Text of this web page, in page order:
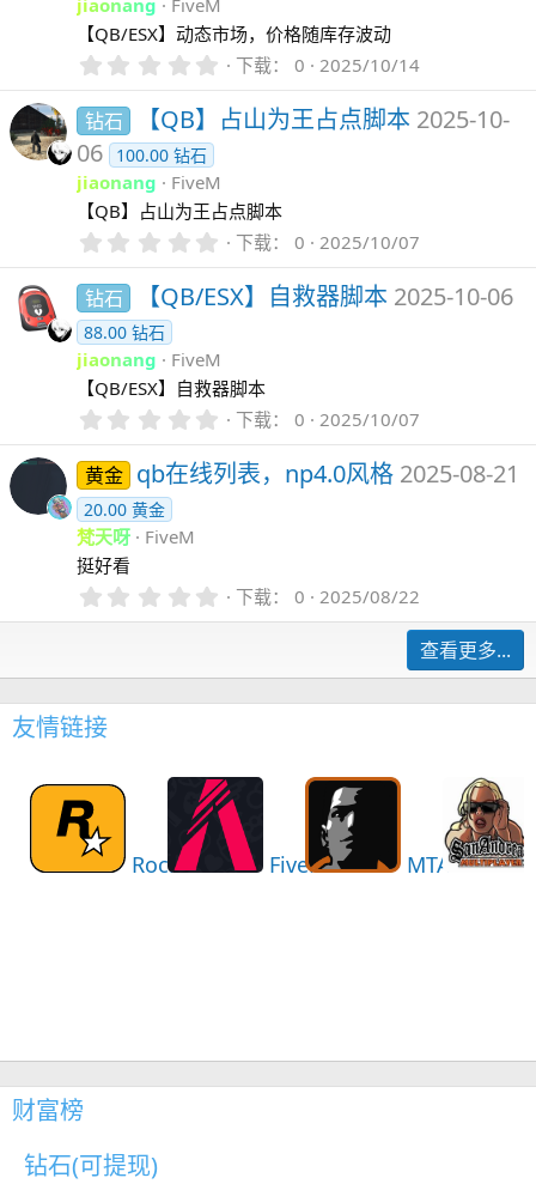
jiaonang
FiveM
【QB/ESX】动态市场，价格随库存波动
0
.
0
0
下载 0 2025/10/14
钻石 【QB】占山为王占点脚本 2025-10-
06
100.00 钻石
jiaonang
FiveM
【QB】占山为王占点脚本
0
.
0
下载 0 2025/10/07
钻石 【QB/ESX】自救器脚本 2025-10-06
88.00 钻石
jiaonang
FiveM
【QB/ESX】自救器脚本
0
.
0
0
下载 0 2025/10/07
黄金 qb在线列表，np4.0风格 2025-08-21
20.00 黄金
梵天呀
FiveM
挺好看
0
.
星
下载 0 2025/08/22
查看更多...
友情链接
Rockstar FiveM MTASA
财富榜
钻石(可提现)